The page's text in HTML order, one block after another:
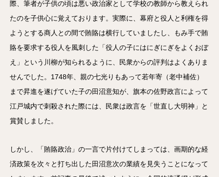
際、筆者が子供の頃は悪い政治家として学校の教師から教えられ
たのを子供心に覚えております。実際に、幕府と役人と利権を得
ようとする商人との間で賄賂は横行していましたし、もみ手で賄
賂を要求する役人を風刺した「役人の子にはにぎにぎをよくおぼ
え」という川柳が知られるように、民衆からの評判はよくありま
せんでした。1748年、親の七光りもあって若年寄（老中補佐）
まで昇進を遂げていた子の田沼意知が、旗本の佐野政言によって
江戸城内で刺殺された際には、民衆は政言を「世直し大明神」と
賞賛しました。
しかし、「賄賂政治」の一言で片付けてしまっては、画期的な経
済政策を次々と打ち出した田沼意次の業績を見失うことになって